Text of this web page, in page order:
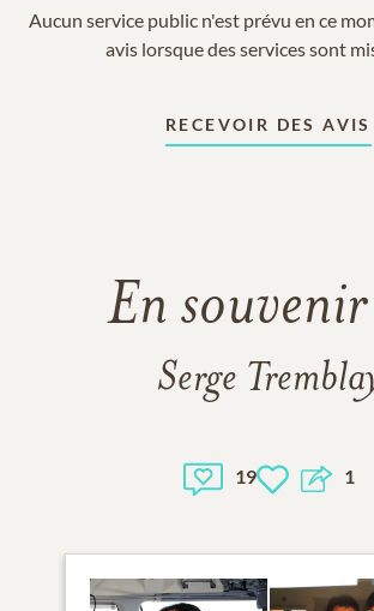
Aucun service public n'est prévu en ce
avis lorsque des services sont
RECEVOIR DES AVIS
En souvenir
Serge
19 1